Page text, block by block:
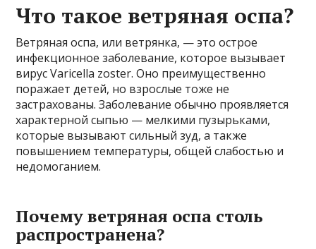
Что такое ветряная оспа?
Ветряная оспа, или ветрянка, — это острое
инфекционное заболевание, которое вызывает
вирус Varicella zoster. Оно преимущественно
поражает детей, но взрослые тоже не
застрахованы. Заболевание обычно проявляется
характерной сыпью — мелкими пузырьками,
которые вызывают сильный зуд, а также
повышением температуры, общей слабостью и
недомоганием.
Почему ветряная оспа столь
распространена?